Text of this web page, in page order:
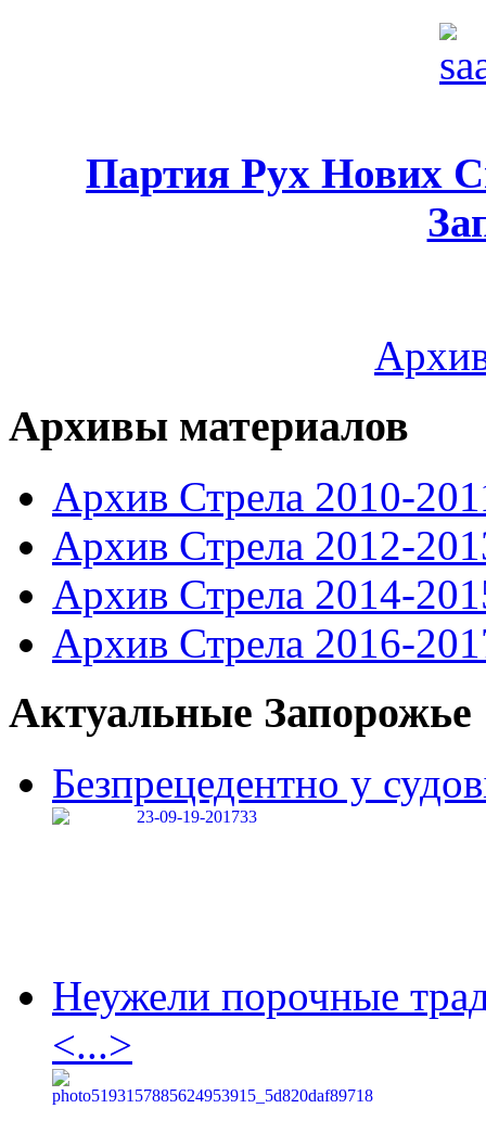
Партия Рух Нових
Архивы материалов
Архив Стрела 2010-
Архив Стрела 2012-
Архив Стрела 2014-
Архив Стрела 2016-
Актуальные Запорожье
Безпрецедентно у
Неужели порочные
<...>